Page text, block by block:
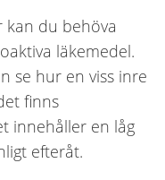
kan du behöva
läkemedel.
se hur en viss inre
finns
innehåller en låg
efteråt.